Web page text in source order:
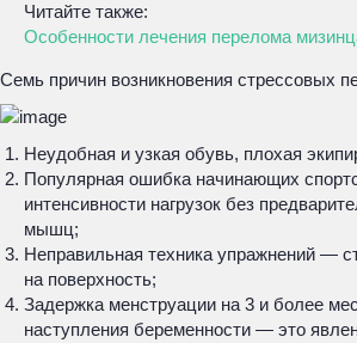
Читайте также:
Особенности лечения перелома
Семь причин возникновения стрессовых
Неудобная и узкая обувь, плохая
Популярная ошибка начинающих
интенсивности нагрузок без
мышц;
Неправильная техника упражнений —
на поверхность;
Задержка менструации на 3 и более
наступления беременности — это